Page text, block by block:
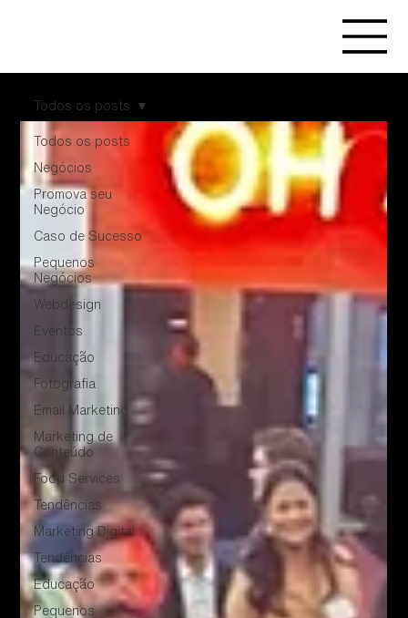
Todos os posts
Negócios
Promova seu
Negócio
Caso de Sucesso
Pequenos
Negócios
Webdesign
Eventos
Educação
Fotografia
Email Marketing
Marketing de
Conteúdo
Food Services
Tendências
Marketing Digital
Tendências
Educação
Pequenos
Todos os posts